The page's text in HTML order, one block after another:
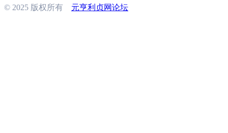
© 2025 版权所有 元亨利贞网论坛